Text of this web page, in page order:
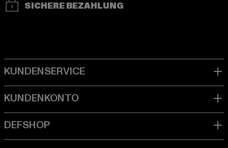
SICHERE BEZAHLUNG